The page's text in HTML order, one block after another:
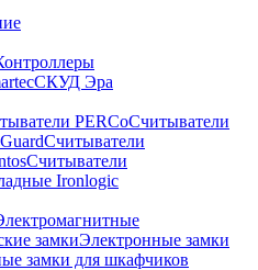
СКУД Эра
PERCoСчитыватели
Считыватели
Считыватели
Ironlogic
замкиЭлектронные замки
замки для шкафчиков